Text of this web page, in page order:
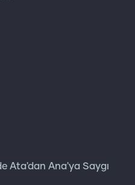
Ata'dan Ana'ya Saygı